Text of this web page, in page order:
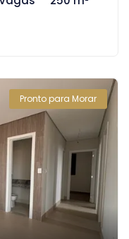
Pronto para Morar